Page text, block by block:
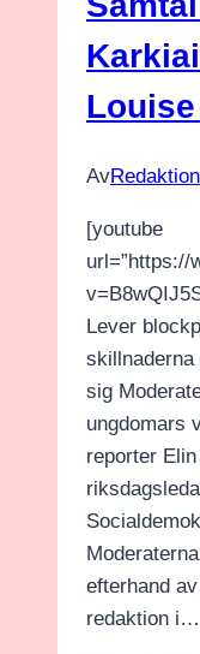
Av
[youtube
url=”https://
Lever
sig
ungdomars
reporter
efterhand
redaktion i…